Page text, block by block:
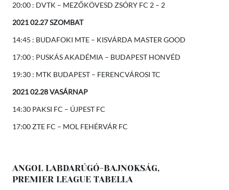
20:00 : DVTK – MEZŐKÖVESD ZSÓRY FC 2 – 2
2021 02.27 SZOMBAT
14:45 : BUDAFOKI MTE – KISVÁRDA MASTER GOOD
17:00 : PUSKÁS AKADÉMIA – BUDAPEST HONVÉD
19:30 : MTK BUDAPEST – FERENCVÁROSI TC
2021 02.28 VASÁRNAP
14:30 PAKSI FC – ÚJPEST FC
17:00 ZTE FC – MOL FEHÉRVÁR FC
ANGOL LABDARÚGÓ-BAJNOKSÁG,
PREMIER LEAGUE TABELLA